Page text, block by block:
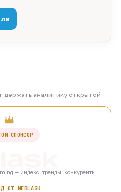
держать аналитику открытой
СПОНСОР
— индекс, тренды, конкуренты
ОТ NEBLASK